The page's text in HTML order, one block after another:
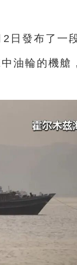
發布了一
油輪的機艙